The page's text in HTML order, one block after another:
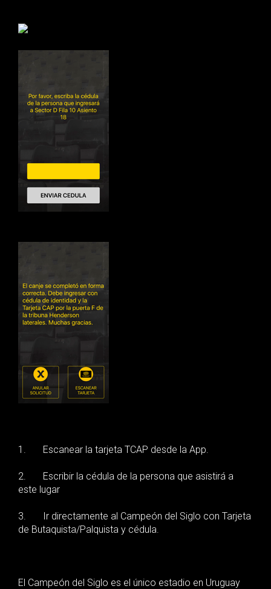
1. Escanear la tarjeta TCAP desde la App.
2. Escribir la cédula de la persona que asistirá a
este lugar
3. Ir directamente al Campeón del Siglo con Tarjeta
de Butaquista/Palquista y cédula.
El Campeón del Siglo es el único estadio en Uruguay